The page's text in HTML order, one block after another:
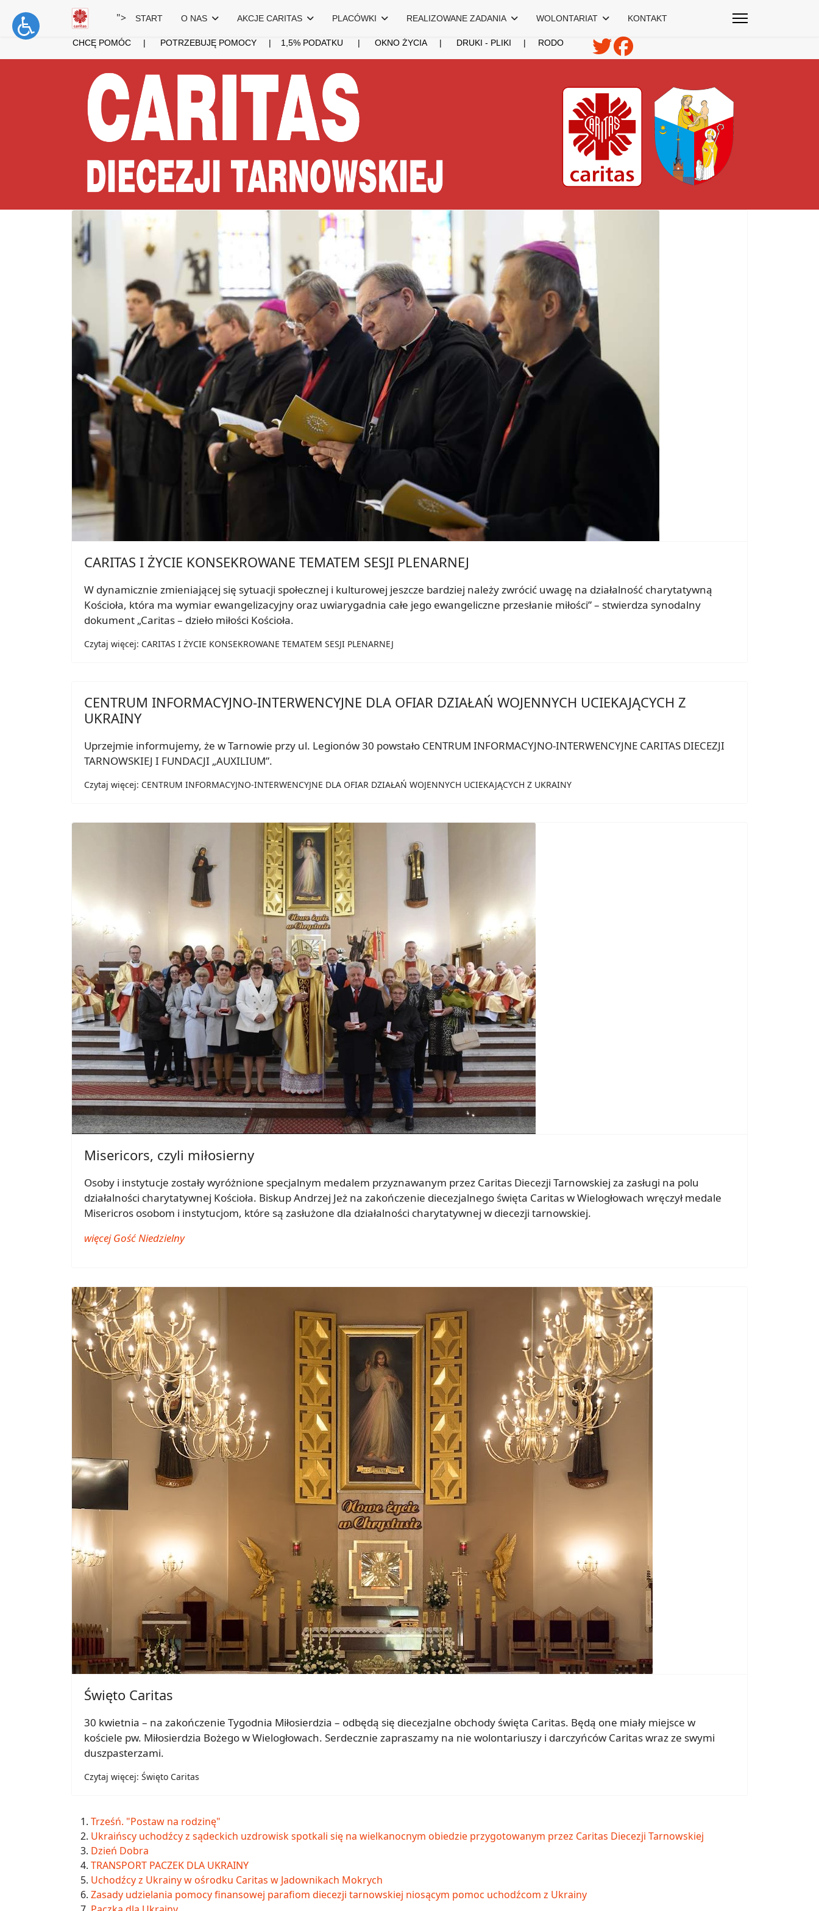
"> START O NAS AKCJE CARITAS PLACÓWKI REALIZOWANE ZADANIA WOLONTARIAT KONTAKT
CHCĘ POMÓC| POTRZEBUJĘ POMOCY| 1,5% PODATKU | OKNO ŻYCIA| DRUKI - PLIKI | RODO
CARITAS I ŻYCIE KONSEKROWANE TEMATEM SESJI PLENARNEJ
W dynamicznie zmieniającej się sytuacji społecznej i kulturowej jeszcze bardziej należy zwrócić uwagę na działalność charytatywną
Kościoła, która ma wymiar ewangelizacyjny oraz uwiarygadnia całe jego ewangeliczne przesłanie miłości” – stwierdza synodalny
dokument „Caritas – dzieło miłości Kościoła.
Czytaj więcej: CARITAS I ŻYCIE KONSEKROWANE TEMATEM SESJI PLENARNEJ
CENTRUM INFORMACYJNO-INTERWENCYJNE DLA OFIAR DZIAŁAŃ WOJENNYCH UCIEKAJĄCYCH Z
UKRAINY
Uprzejmie informujemy, że w Tarnowie przy ul. Legionów 30 powstało CENTRUM INFORMACYJNO-INTERWENCYJNE CARITAS DIECEZJI
TARNOWSKIEJ I FUNDACJI „AUXILIUM”.
Czytaj więcej: CENTRUM INFORMACYJNO-INTERWENCYJNE DLA OFIAR DZIAŁAŃ WOJENNYCH UCIEKAJĄCYCH Z UKRAINY
Misericors, czyli miłosierny
Osoby i instytucje zostały wyróżnione specjalnym medalem przyznawanym przez Caritas Diecezji Tarnowskiej za zasługi na polu
działalności charytatywnej Kościoła. Biskup Andrzej Jeż na zakończenie diecezjalnego święta Caritas w Wielogłowach wręczył medale
Misericros osobom i instytucjom, które są zasłużone dla działalności charytatywnej w diecezji tarnowskiej.
więcej Gość Niedzielny
Święto Caritas
30 kwietnia – na zakończenie Tygodnia Miłosierdzia – odbędą się diecezjalne obchody święta Caritas. Będą one miały miejsce w
kościele pw. Miłosierdzia Bożego w Wielogłowach. Serdecznie zapraszamy na nie wolontariuszy i darczyńców Caritas wraz ze swymi
duszpasterzami.
Czytaj więcej: Święto Caritas
Trześń. "Postaw na rodzinę"
Ukraińscy uchodźcy z sądeckich uzdrowisk spotkali się na wielkanocnym obiedzie przygotowanym przez Caritas Diecezji Tarnowskiej
Dzień Dobra
TRANSPORT PACZEK DLA UKRAINY
Uchodźcy z Ukrainy w ośrodku Caritas w Jadownikach Mokrych
Zasady udzielania pomocy finansowej parafiom diecezji tarnowskiej niosącym pomoc uchodźcom z Ukrainy